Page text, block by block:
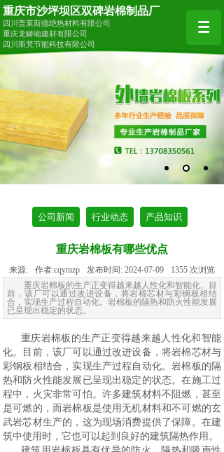
四川普莱斯德绝热材料有限公司
重庆龙畴瑜建材有限公司
四川斯梵节能科技有限公司
重庆市沙坪坝区双碑岩棉制品厂
公司新闻 行业动态 产品知识
重庆岩棉板有哪些优点
来源: 作者:cqymzp 发布时间: 2024-07-09 1355 次浏览
重庆岩棉板的生产正变得越来越人性化和智能化。目
前，该厂可以通过改进设备，将岩棉芯材与彩钢板相结
合，实现生产过程自动化。岩棉板的隔热和防火性能发展
已呈现出稳定的状态。
重庆岩棉板的生产正变得越来越人性化和智能
化。目前，该厂可以通过改进设备，将岩棉芯材与
彩钢板相结合，实现生产过程自动化。岩棉板的隔
热和防火性能发展已呈现出稳定的状态。在施工过
程中，火灾非常可怕。许多建筑材料不阻燃，甚至
是可燃的，而岩棉板是使用无机材料和不可燃的玄
武岩芯材生产的，这为现场消费提供了保障。在建
筑中使用时，它也可以起到良好的建筑隔热作用。